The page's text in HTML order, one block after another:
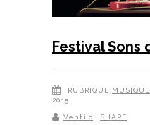
Festival Sons
RUBRIQUE MUSIQUE
2015
Ventilo SHARE